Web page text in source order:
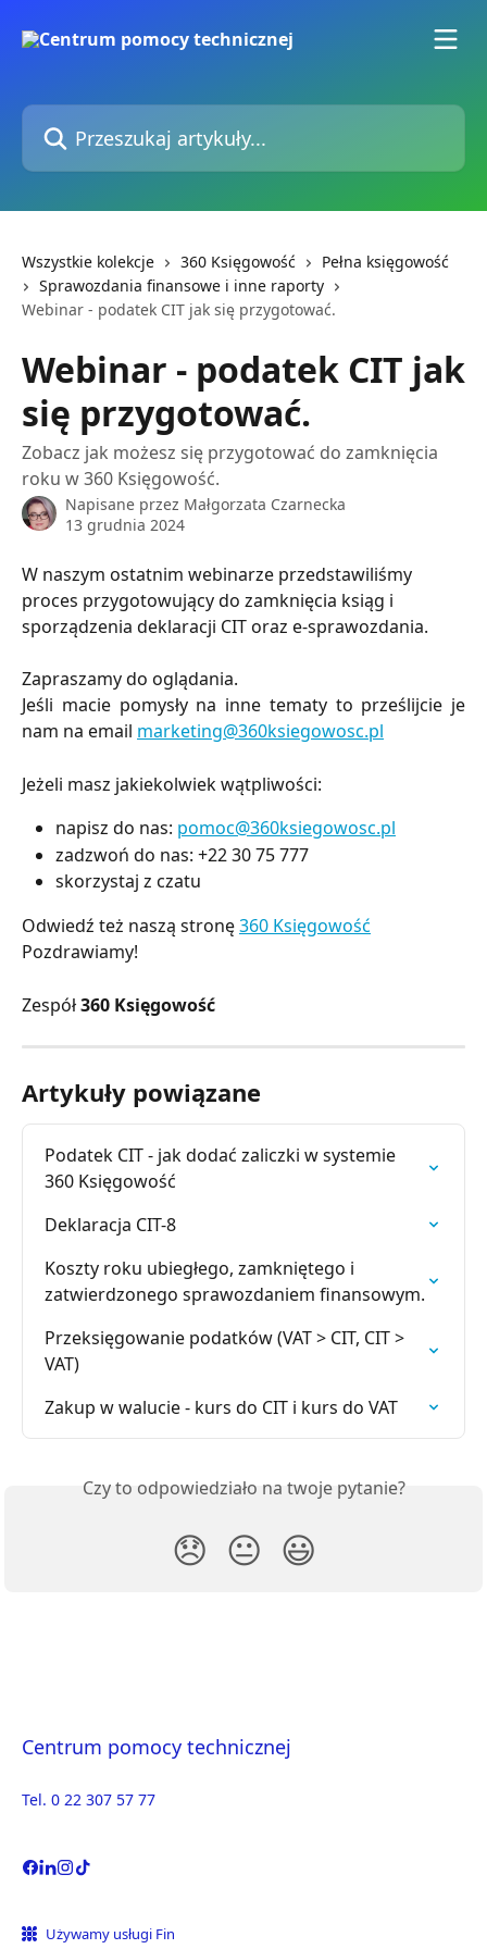
Przeszukaj artykuły...
Wszystkie kolekcje 360 Księgowość
Pełna księgowość
Sprawozdania finansowe i inne raporty
Webinar - podatek CIT jak się przygotować.
Webinar - podatek CIT jak
się przygotować.
Zobacz jak możesz się przygotować do zamknięcia
roku w 360 Księgowość.
Napisane przez Małgorzata Czarnecka
13 grudnia 2024
W naszym ostatnim webinarze przedstawiliśmy
proces przygotowujący do zamknięcia ksiąg i
sporządzenia deklaracji CIT oraz e-sprawozdania.
Zapraszamy do oglądania.
Jeśli macie pomysły na inne tematy to prześlijcie je
nam na email marketing@360ksiegowosc.pl
Jeżeli masz jakiekolwiek wątpliwości:
napisz do nas: pomoc@360ksiegowosc.pl
zadzwoń do nas: +22 30 75 777
skorzystaj z czatu
Odwiedź też naszą stronę360 Księgowość
Pozdrawiamy!
Zespół360 Księgowość
Artykuły powiązane
Podatek CIT - jak dodać zaliczki w systemie
360 Księgowość
Deklaracja CIT-8
Koszty roku ubiegłego, zamkniętego i
zatwierdzonego sprawozdaniem finansowym.
Przeksięgowanie podatków (VAT > CIT, CIT >
VAT)
Zakup w walucie - kurs do CIT i kurs do VAT
Czy to odpowiedziało na twoje pytanie?
😞 😐 😃
Centrum pomocy technicznej
Tel. 0 22 307 57 77
Używamy usługi Fin